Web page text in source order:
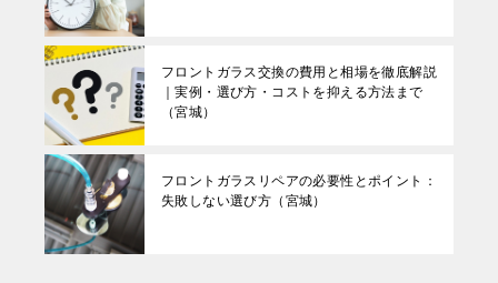
フロントガラス交換の費用と相場を徹底解説
｜実例・選び方・コストを抑える方法まで
（宮城）
フロントガラスリペアの必要性とポイント：
失敗しない選び方（宮城）